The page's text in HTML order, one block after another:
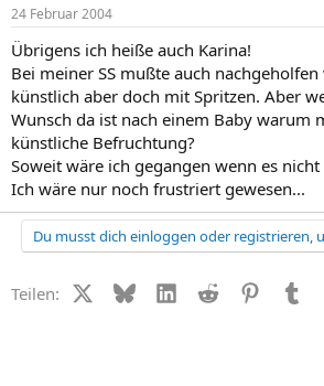
24 Februar 2004
Übrigens ich heiße auch Karina!
Bei meiner SS mußte auch
künstlich aber doch mit Spritzen. Aber
Wunsch da ist nach einem Baby warum
künstliche Befruchtung?
Soweit wäre ich gegangen wenn es
Ich wäre nur noch frustriert gewesen...
Du musst dich einloggen oder registrieren,
Teilen: X (Twitter)
BlueskyLinkedIn
Reddit